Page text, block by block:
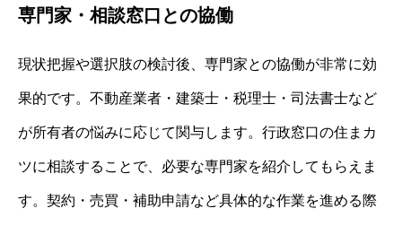
専門家・相談窓口との協働
現状把握や選択肢の検討後、専門家との協働が非常に効
果的です。不動産業者・建築士・税理士・司法書士など
が所有者の悩みに応じて関与します。行政窓口の住まカ
ツに相談することで、必要な専門家を紹介してもらえま
す。契約・売買・補助申請など具体的な作業を進める際